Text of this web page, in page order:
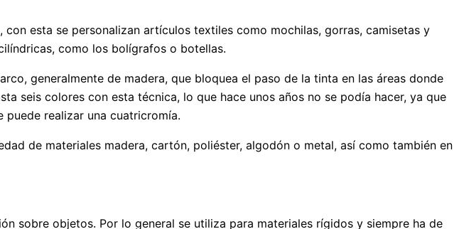
esta se personalizan artículos textiles como mochilas, gorras, camisetas y
como los bolígrafos o botellas.
generalmente de madera, que bloquea el paso de la tinta en las áreas donde
seis colores con esta técnica, lo que hace unos años no se podía hacer, ya que
realizar una cuatricromía.
de materiales madera, cartón, poliéster, algodón o metal, así como también en
sobre objetos. Por lo general se utiliza para materiales rígidos y siempre ha de